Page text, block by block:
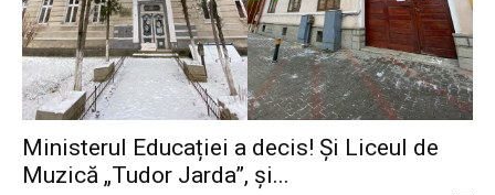
Ministerul Educației a decis! Și Liceul de
Muzică „Tudor Jarda”, și...